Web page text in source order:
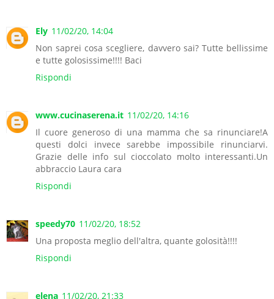
Ely 11/02/20, 14:04
Non saprei cosa scegliere, davvero sai? Tutte bellissime
e tutte golosissime!!!! Baci
Rispondi
www.cucinaserena.it 11/02/20, 14:16
Il cuore generoso di una mamma che sa rinunciare!A
questi dolci invece sarebbe impossibile rinunciarvi.
Grazie delle info sul cioccolato molto interessanti.Un
abbraccio Laura cara
Rispondi
speedy70 11/02/20, 18:52
Una proposta meglio dell'altra, quante golosità!!!!
Rispondi
elena 11/02/20, 21:33